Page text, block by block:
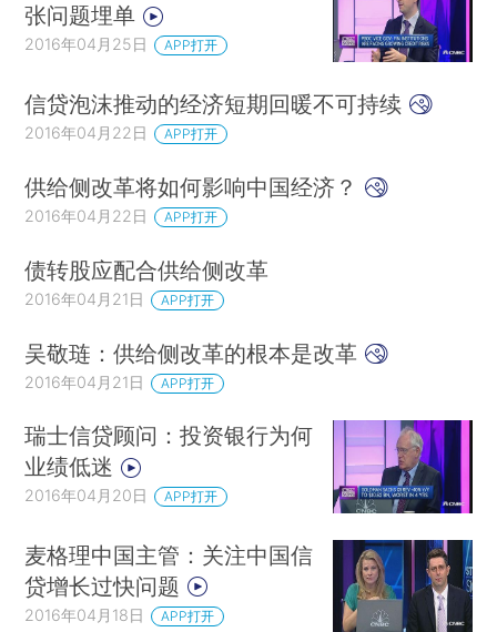
张问题埋单
2016年04月25日 APP打开
信贷泡沫推动的经济短期回暖不可持续
2016年04月22日 APP打开
供给侧改革将如何影响中国经济？
2016年04月22日 APP打开
债转股应配合供给侧改革
2016年04月21日 APP打开
吴敬琏：供给侧改革的根本是改革
2016年04月21日 APP打开
瑞士信贷顾问：投资银行为何
业绩低迷
2016年04月20日 APP打开
麦格理中国主管：关注中国信
贷增长过快问题
2016年04月18日 APP打开